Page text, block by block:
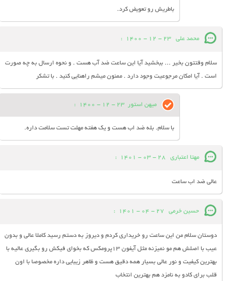
باطریش رو تعویض کرد.
محمد علی 23 - 12 - 1400
:
سلام وقتتون بخیر ... ببخشید آیا این ساعت ضد آب هست . و نحوه ارسال به چه صورت
است . آیا امکان مرجوعیت وجود دارد . ممنون میشم راهنایی کنید . با تشکر
میهن استور 23 - 12 - 1400
:
با سلام. بله ضد اب هست و یک هفته مهلت تست سلامت داره.
مهتا اعتباری 28 - 03 - 1401
:
عالی ضد اب ساعت
حسین خرمی 27 - 04 - 1401
:
دوستان سلام من این ساعت رو خریداری کردم و دیروز به دستم رسید کاملا عالی و بدون
عیب با اصلش هم مو نمیزنه مثل آیفون ۱۳پرومکس که بخوای فیکش رو بگیری عالیه با
بهترین کیفیت و نور عالی بسیار همه دقیق هست و ظاهر زیبایی داره مخصوصا با اون
قلب برای کادو به نامزد هم بهترین انتخاب